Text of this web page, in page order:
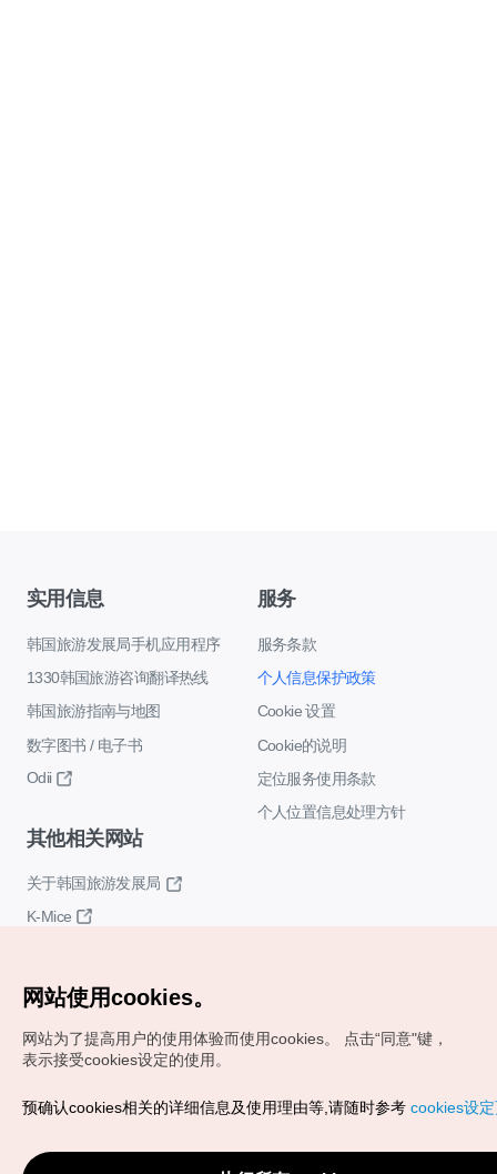
实用信息
韩国旅游发展局手机应用程序
1330韩国旅游咨询翻译热线
韩国旅游指南与地图
数字图书 / 电子书
Odii
服务
服务条款
个人信息保护政策
Cookie 设置
Cookie的说明
定位服务使用条款
个人位置信息处理方针
其他相关网站
关于韩国旅游发展局
K-Mice
Copyrights (c) 韩国旅游发展局版权所有
VISITKOREA官方邮箱
网站使用cookies。
网站为了提高用户的使用体验而使用cookies。
点击“同意"键，
表示接受cookies设定的使用。
预确认cookies相关的详细信息及使用理由等,请随时参考 cookies设